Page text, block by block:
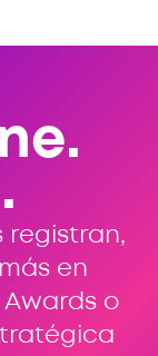
registran,
en
Awards o